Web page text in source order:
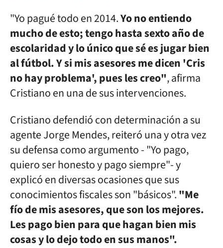
"Yo pagué todo en 2014.Yo no entiendo
mucho de esto; tengo hasta sexto año de
escolaridad y lo único que sé es jugar bien
al fútbol. Y si mis asesores me dicen 'Cris
no hay problema', pues les creo", afirma
Cristiano en una de sus intervenciones.
Cristiano defendió con determinación a su
agente Jorge Mendes, reiteró una y otra vez
su defensa como argumento - "Yo pago,
quiero ser honesto y pago siempre"- y
explicó en diversas ocasiones que sus
conocimientos fiscales son "básicos"."Me
fío de mis asesores, que son los mejores.
Les pago bien para que hagan bien mis
cosas y lo dejo todo en sus manos".